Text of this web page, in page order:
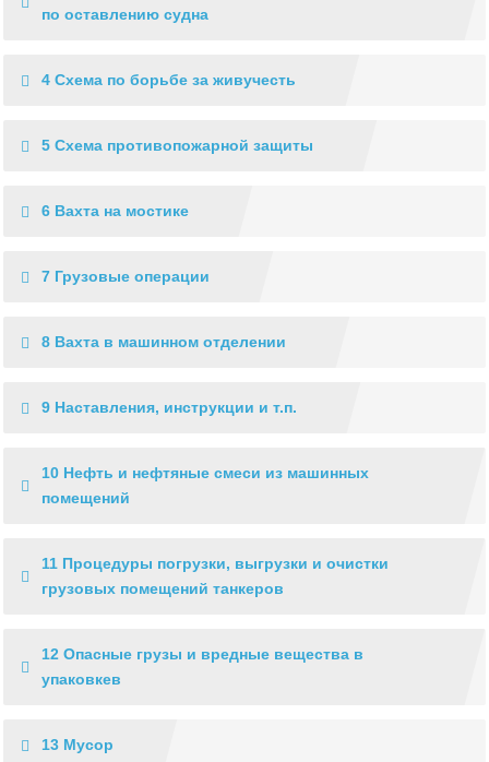
по оставлению судна
4 Схема по борьбе за живучесть
5 Схема противопожарной защиты
6 Вахта на мостике
7 Грузовые операции
8 Вахта в машинном отделении
9 Наставления, инструкции и т.п.
10 Нефть и нефтяные смеси из машинных
помещений
11 Процедуры погрузки, выгрузки и очистки
грузовых помещений танкеров
12 Опасные грузы и вредные вещества в
упаковкев
13 Мусор